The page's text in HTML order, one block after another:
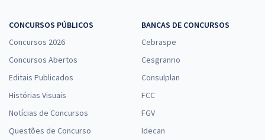
CONCURSOS PÚBLICOS
Concursos 2026
Concursos Abertos
Editais Publicados
Histórias Visuais
Notícias de Concursos
Questões de Concurso
BANCAS DE CONCURSOS
Cebraspe
Cesgranrio
Consulplan
FCC
FGV
Idecan